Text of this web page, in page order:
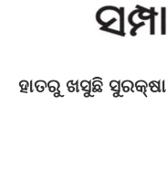
ହାତରୁ ଖସୁଛି ସୁରକ୍ଷା